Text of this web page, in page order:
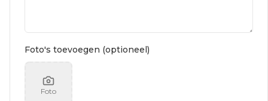
Foto's toevoegen (optioneel)
Foto